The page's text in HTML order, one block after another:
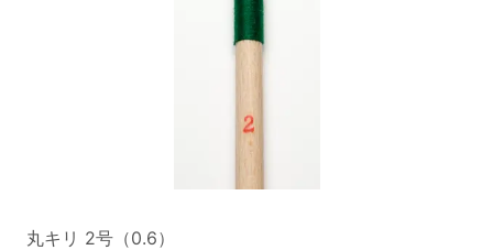
丸キリ 2号（0.6）